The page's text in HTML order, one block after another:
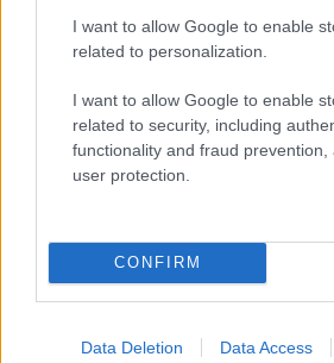
I want to allow Google to enable
related to personalization.
I want to allow Google to enable
related to security, including
functionality and fraud prevention,
user protection.
CONFIRM
Data Deletion Data Access
κολάζ οπτικών, ακουστικών,
στιγμών και στην ουσία
συνεχίζουν να μιλάνε και να
@Photo credits:eurokinissi
ΔΙΑΒΑΣΕ ΑΚΟΜΗ:
συμπερίληψη